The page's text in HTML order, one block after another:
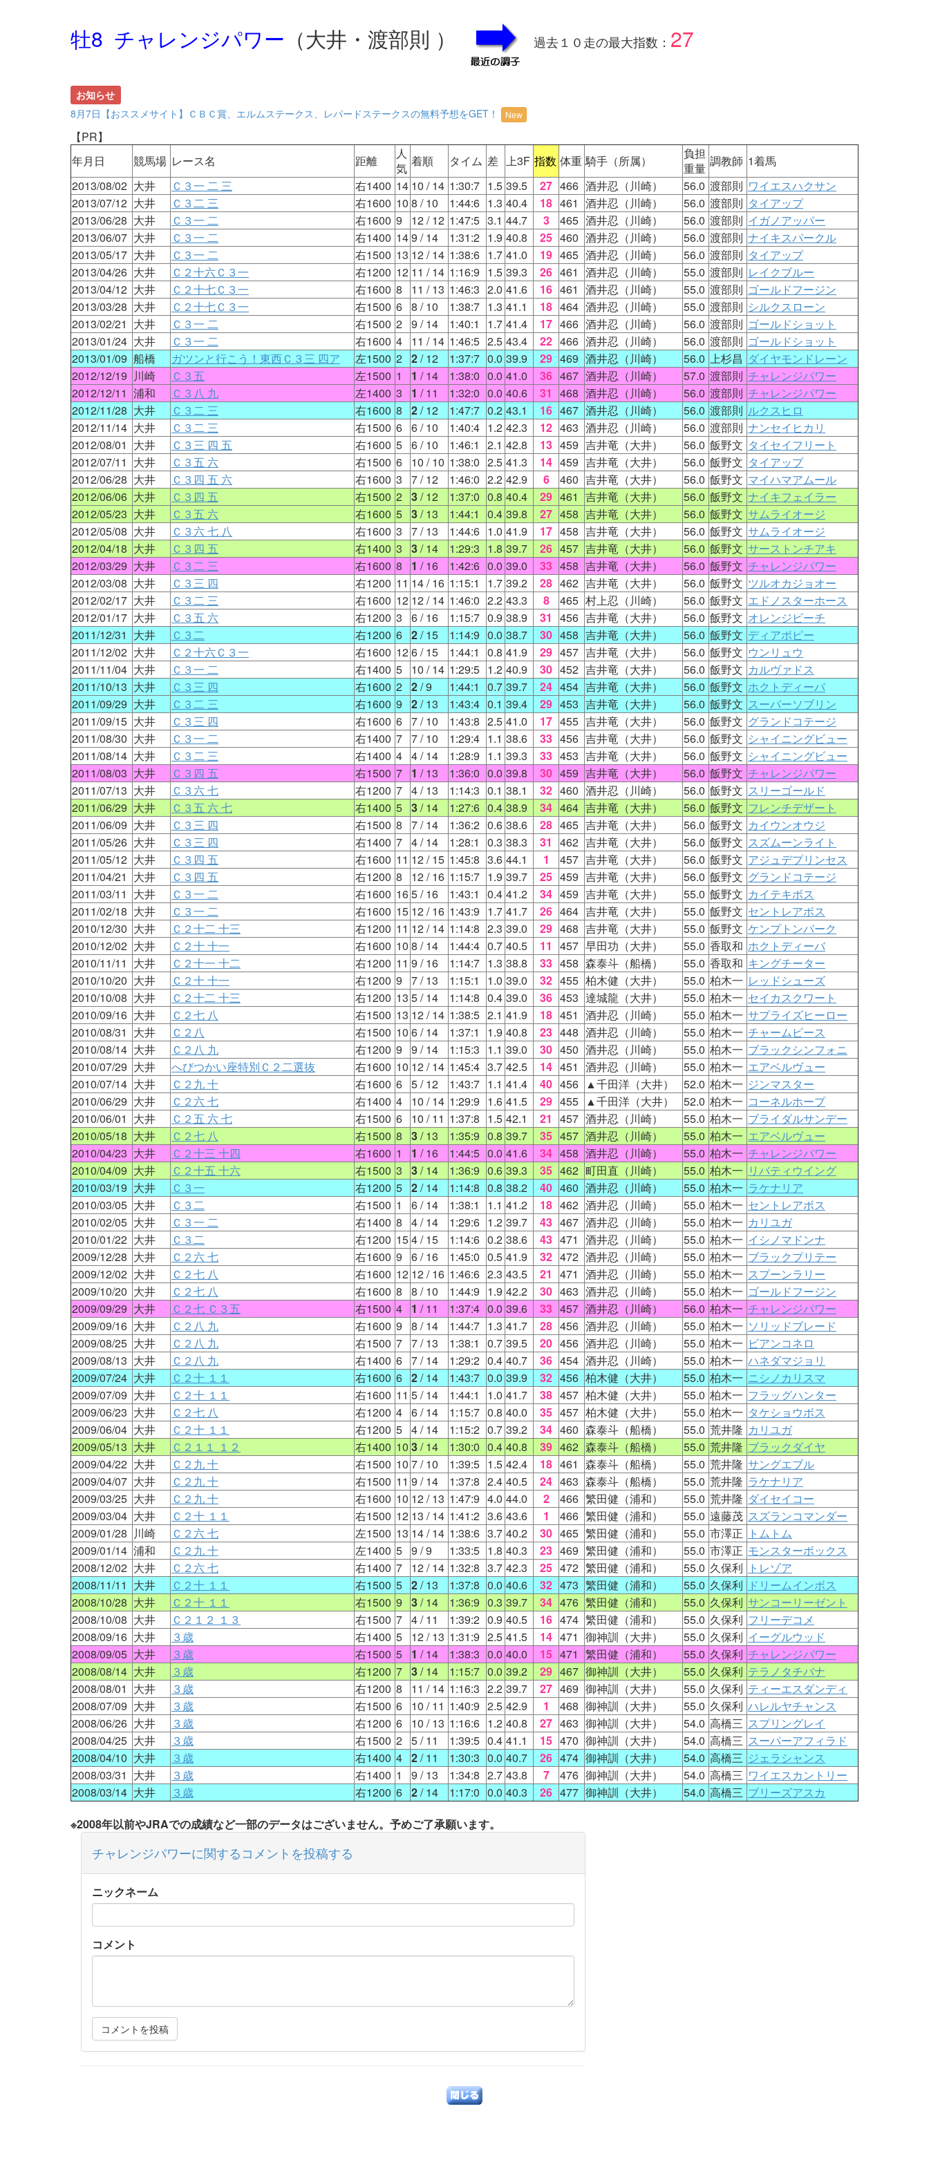
牡8 チャレンジパワー （大井・渡部則 ） 過去１０走の最大指数： 27
お知らせ
8月7日【おススメサイト】ＣＢＣ賞、エルムステークス、レパードステークスの無料予想をGET！
New
【PR】
年月日
競馬場 レース名 距離
人
気 着順 タイム 差 上3F 指数 体重 騎手（所属）
負担
重量 調教師 1着馬
2013/08/02 大井 Ｃ３一 二 三 右1400 14 10 / 14 1:30:7 1.5 39.5 27 466 酒井忍（川崎） 56.0 渡部則 ワイエスハクサン
2013/07/12 大井 Ｃ３二 三 右1600 10 8 / 10 1:44:6 1.3 40.4 18 461 酒井忍（川崎） 56.0 渡部則 タイアップ
2013/06/28 大井 Ｃ３一 二 右1600 9 12/ 12 1:47:5 3.1 44.7 3 465 酒井忍（川崎） 56.0 渡部則 イガノアッパー
2013/06/07 大井 Ｃ３一 二 右1400 149 / 14 1:31:2 1.9 40.8 25 460 酒井忍（川崎） 56.0 渡部則 ナイキスパークル
2013/05/17 大井 Ｃ３一 二 右1500 13 12/ 14 1:38:6 1.7 41.0 19 465 酒井忍（川崎） 56.0 渡部則 タイアップ
2013/04/26 大井 Ｃ２十六Ｃ３一 右1200 12 11 / 14 1:16:9 1.5 39.3 26 461 酒井忍（川崎） 55.0 渡部則 レイクブルー
2013/04/12 大井 Ｃ２十七Ｃ３一 右1600 8 11 / 13 1:46:3 2.0 41.6 16 461 酒井忍（川崎） 55.0 渡部則 ゴールドフージン
2013/03/28 大井 Ｃ２十七Ｃ３一 右1500 6 8 / 10 1:38:7 1.3 41.1 18 464 酒井忍（川崎） 55.0 渡部則 シルクスローン
2013/02/21 大井 Ｃ３一 二 右1500 2 9 / 14 1:40:1 1.7 41.4 17 466 酒井忍（川崎） 56.0 渡部則 ゴールドショット
2013/01/24 大井 Ｃ３一 二 右1600 4 11 / 14 1:46:5 2.5 43.4 22 466 酒井忍（川崎） 56.0 渡部則 ゴールドショット
2013/01/09 船橋 ガツンと行こう！東西Ｃ３三 四ア 左1500 2 2/ 12 1:37:7 0.0 39.9 29 469 酒井忍（川崎） 56.0 上杉昌 ダイヤモンドレーン
2012/12/19 川崎 Ｃ３五 左1500 1 1 / 14 1:38:0 0.0 41.0 36 467 酒井忍（川崎） 57.0 渡部則 チャレンジパワー
2012/12/11 浦和 Ｃ３八 九 左1400 3 1 / 11 1:32:0 0.0 40.6 31 468 酒井忍（川崎） 56.0 渡部則 チャレンジパワー
2012/11/28 大井 Ｃ３二 三 右1600 8 2/ 12 1:47:7 0.2 43.1 16 467 酒井忍（川崎） 56.0 渡部則 ルクスヒロ
2012/11/14 大井 Ｃ３二 三 右1500 6 6/ 10 1:40:4 1.2 42.3 12 463 酒井忍（川崎） 56.0 渡部則 ナンセイヒカリ
2012/08/01 大井 Ｃ３三 四 五 右1600 5 6/ 10 1:46:1 2.1 42.8 13 459 吉井竜（大井） 56.0 飯野文 タイセイフリート
2012/07/11 大井 Ｃ３五 六 右1500 6 10 / 10 1:38:0 2.5 41.3 14 459 吉井竜（大井） 56.0 飯野文 タイアップ
2012/06/28 大井 Ｃ３四 五 六 右1600 3 7/ 12 1:46:0 2.2 42.9 6 460 吉井竜（大井） 56.0 飯野文 マイハマアムール
2012/06/06 大井 Ｃ３四 五 右1500 2 3/ 12 1:37:0 0.8 40.4 29 461 吉井竜（大井） 56.0 飯野文 ナイキフェイラー
2012/05/23 大井 Ｃ３五 六 右1600 5 3/ 13 1:44:1 0.4 39.8 27 458 吉井竜（大井） 56.0 飯野文 サムライオージ
2012/05/08 大井 Ｃ３六 七 八 右1600 3 7/ 13 1:44:6 1.0 41.9 17 458 吉井竜（大井） 56.0 飯野文 サムライオージ
2012/04/18 大井 Ｃ３四 五 右1400 3 3/ 14 1:29:3 1.8 39.7 26 457 吉井竜（大井） 56.0 飯野文 サーストンチアキ
2012/03/29 大井 Ｃ３二 三 右1600 8 1 / 16 1:42:6 0.0 39.0 33 458 吉井竜（大井） 56.0 飯野文 チャレンジパワー
2012/03/08 大井 Ｃ３三 四 右1200 11 14/ 16 1:15:1 1.7 39.2 28 462 吉井竜（大井） 56.0 飯野文 ツルオカジョオー
2012/02/17 大井 Ｃ３二 三 右1600 12 12/ 14 1:46:0 2.2 43.3 8 465 村上忍（川崎） 56.0 飯野文 エドノスターホース
2012/01/17 大井 Ｃ３五 六 右1200 3 6/ 16 1:15:7 0.9 38.9 31 456 吉井竜（大井） 56.0 飯野文 オレンジビーチ
2011/12/31 大井 Ｃ３二 右1200 6 2/ 15 1:14:9 0.0 38.7 30 458 吉井竜（大井） 56.0 飯野文 ディアポピー
2011/12/02 大井 Ｃ２十六Ｃ３一 右1600 126/ 15 1:44:1 0.8 41.9 29 457 吉井竜（大井） 56.0 飯野文 ウンリュウ
2011/11/04 大井 Ｃ３一 二 右1400 5 10 / 14 1:29:5 1.2 40.9 30 452 吉井竜（大井） 56.0 飯野文 カルヴァドス
2011/10/13 大井 Ｃ３三 四 右1600 2 2/ 9 1:44:1 0.7 39.7 24 454 吉井竜（大井） 56.0 飯野文 ホクトディーバ
2011/09/29 大井 Ｃ３二 三 右1600 9 2/ 13 1:43:4 0.1 39.4 29 453 吉井竜（大井） 56.0 飯野文 スーパーソブリン
2011/09/15 大井 Ｃ３三 四 右1600 6 7/ 10 1:43:8 2.5 41.0 17 455 吉井竜（大井） 56.0 飯野文 グランドコテージ
2011/08/30 大井 Ｃ３一 二 右1400 7 7/ 10 1:29:4 1.1 38.6 33 456 吉井竜（大井） 56.0 飯野文 シャイニングビュー
2011/08/14 大井 Ｃ３二 三 右1400 4 4/ 14 1:28:9 1.1 39.3 33 453 吉井竜（大井） 56.0 飯野文 シャイニングビュー
2011/08/03 大井 Ｃ３四 五 右1500 7 1 / 13 1:36:0 0.0 39.8 30 459 吉井竜（大井） 56.0 飯野文 チャレンジパワー
2011/07/13 大井 Ｃ３六 七 右1200 7 4/ 13 1:14:3 0.1 38.1 32 460 酒井忍（川崎） 56.0 飯野文 スリーゴールド
2011/06/29 大井 Ｃ３五 六 七 右1400 5 3/ 14 1:27:6 0.4 38.9 34 464 吉井竜（大井） 56.0 飯野文 フレンチデザート
2011/06/09 大井 Ｃ３三 四 右1500 8 7/ 14 1:36:2 0.6 38.6 28 465 吉井竜（大井） 56.0 飯野文 カイウンオウジ
2011/05/26 大井 Ｃ３三 四 右1400 7 4/ 14 1:28:1 0.3 38.3 31 462 吉井竜（大井） 56.0 飯野文 スズムーンライト
2011/05/12 大井 Ｃ３四 五 右1600 11 12/ 15 1:45:8 3.6 44.1 1 457 吉井竜（大井） 56.0 飯野文 アジュデプリンセス
2011/04/21 大井 Ｃ３四 五 右1200 8 12/ 16 1:15:7 1.9 39.7 25 459 吉井竜（大井） 56.0 飯野文 グランドコテージ
2011/03/11 大井 Ｃ３一 二 右1600 165/ 16 1:43:1 0.4 41.2 34 459 吉井竜（大井） 55.0 飯野文 カイテキボス
2011/02/18 大井 Ｃ３一 二 右1600 15 12/ 16 1:43:9 1.7 41.7 26 464 吉井竜（大井） 55.0 飯野文 セントレアボス
2010/12/30 大井 Ｃ２十二 十三 右1200 11 12/ 14 1:14:8 2.3 39.0 29 468 吉井竜（大井） 55.0 飯野文 ケンプトンパーク
2010/12/02 大井 Ｃ２十 十一 右1600 10 8 / 14 1:44:4 0.7 40.5 11 457 早田功（大井） 55.0 香取和 ホクトディーバ
2010/11/11 大井 Ｃ２十一 十二 右1200 11 9 / 16 1:14:7 1.3 38.8 33 458 森泰斗（船橋） 55.0 香取和 キングチーター
2010/10/20 大井 Ｃ２十 十一 右1200 9 7/ 13 1:15:1 1.0 39.0 32 455 柏木健（大井） 55.0 柏木一 レッドシューズ
2010/10/08 大井 Ｃ２十二 十三 右1200 13 5/ 14 1:14:8 0.4 39.0 36 453 達城龍（大井） 55.0 柏木一 セイカスクワート
2010/09/16 大井 Ｃ２七 八 右1500 13 12/ 14 1:38:5 2.1 41.9 18 451 酒井忍（川崎） 55.0 柏木一 サプライズヒーロー
2010/08/31 大井 Ｃ２八 右1500 10 6/ 14 1:37:1 1.9 40.8 23 448 酒井忍（川崎） 55.0 柏木一 チャームピース
2010/08/14 大井 Ｃ２八 九 右1200 9 9 / 14 1:15:3 1.1 39.0 30 450 酒井忍（川崎） 55.0 柏木一 ブラックシンフォニ
2010/07/29 大井 へびつかい座特別Ｃ２二選抜 右1600 10 12/ 14 1:45:4 3.7 42.5 14 451 酒井忍（川崎） 55.0 柏木一 エアベルヴュー
2010/07/14 大井 Ｃ２九 十 右1600 6 5/ 12 1:43:7 1.1 41.4 40 456 ▲千田洋（大井） 52.0 柏木一 ジンマスター
2010/06/29 大井 Ｃ２六 七 右1400 4 10 / 14 1:29:9 1.6 41.5 29 455 ▲千田洋（大井） 52.0 柏木一 コーネルホープ
2010/06/01 大井 Ｃ２五 六 七 右1500 6 10 / 11 1:37:8 1.5 42.1 21 457 酒井忍（川崎） 55.0 柏木一 ブライダルサンデー
2010/05/18 大井 Ｃ２七 八 右1500 8 3/ 13 1:35:9 0.8 39.7 35 457 酒井忍（川崎） 55.0 柏木一 エアベルヴュー
2010/04/23 大井 Ｃ２十三 十四 右1600 1 1 / 16 1:44:5 0.0 41.6 34 458 酒井忍（川崎） 55.0 柏木一 チャレンジパワー
2010/04/09 大井 Ｃ２十五 十六 右1500 3 3/ 14 1:36:9 0.6 39.3 35 462 町田直（川崎） 55.0 柏木一 リバティウイング
2010/03/19 大井 Ｃ３一 右1200 5 2/ 14 1:14:8 0.8 38.2 40 460 酒井忍（川崎） 55.0 柏木一 ラケナリア
2010/03/05 大井 Ｃ３二 右1500 1 6/ 14 1:38:1 1.1 41.2 18 462 酒井忍（川崎） 55.0 柏木一 セントレアボス
2010/02/05 大井 Ｃ３一 二 右1400 8 4/ 14 1:29:6 1.2 39.7 43 467 酒井忍（川崎） 55.0 柏木一 カリユガ
2010/01/22 大井 Ｃ３二 右1200 154/ 15 1:14:6 0.2 38.6 43 471 酒井忍（川崎） 55.0 柏木一 イシノマドンナ
2009/12/28 大井 Ｃ２六 七 右1600 9 6/ 16 1:45:0 0.5 41.9 32 472 酒井忍（川崎） 55.0 柏木一 ブラックプリテー
2009/12/02 大井 Ｃ２七 八 右1600 12 12/ 16 1:46:6 2.3 43.5 21 471 酒井忍（川崎） 55.0 柏木一 スプーンラリー
2009/10/20 大井 Ｃ２七 八 右1600 8 8 / 10 1:44:9 1.9 42.2 30 463 酒井忍（川崎） 55.0 柏木一 ゴールドフージン
2009/09/29 大井 Ｃ２七 Ｃ３五 右1500 4 1 / 11 1:37:4 0.0 39.6 33 457 酒井忍（川崎） 56.0 柏木一 チャレンジパワー
2009/09/16 大井 Ｃ２八 九 右1600 9 8 / 14 1:44:7 1.3 41.7 28 456 酒井忍（川崎） 55.0 柏木一 ソリッドブレード
2009/08/25 大井 Ｃ２八 九 右1500 7 7/ 13 1:38:1 0.7 39.5 20 456 酒井忍（川崎） 55.0 柏木一 ビアンコネロ
2009/08/13 大井 Ｃ２八 九 右1400 6 7/ 14 1:29:2 0.4 40.7 36 454 酒井忍（川崎） 55.0 柏木一 ハネダマジョリ
2009/07/24 大井 Ｃ２十 １１ 右1600 6 2/ 14 1:43:7 0.0 39.9 32 456 柏木健（大井） 55.0 柏木一 ニシノカリスマ
2009/07/09 大井 Ｃ２十 １１ 右1600 11 5/ 14 1:44:1 1.0 41.7 38 457 柏木健（大井） 55.0 柏木一 フラッグハンター
2009/06/23 大井 Ｃ２七 八 右1200 4 6/ 14 1:15:7 0.8 40.0 35 457 柏木健（大井） 55.0 柏木一 タケショウボス
2009/06/04 大井 Ｃ２十 １１ 右1200 5 4/ 14 1:15:2 0.7 39.2 34 460 森泰斗（船橋） 55.0 荒井隆 カリユガ
2009/05/13 大井 Ｃ２１１ １２ 右1400 10 3/ 14 1:30:0 0.4 40.8 39 462 森泰斗（船橋） 55.0 荒井隆 ブラックダイヤ
2009/04/22 大井 Ｃ２九 十 右1500 10 7/ 10 1:39:5 1.5 42.4 18 461 森泰斗（船橋） 55.0 荒井隆 サングエブル
2009/04/07 大井 Ｃ２九 十 右1500 11 9 / 14 1:37:8 2.4 40.5 24 463 森泰斗（船橋） 55.0 荒井隆 ラケナリア
2009/03/25 大井 Ｃ２九 十 右1600 10 12/ 13 1:47:9 4.0 44.0 2 466 繁田健（浦和） 55.0 荒井隆 ダイセイコー
2009/03/04 大井 Ｃ２十 １１ 右1500 12 13 / 14 1:41:2 3.6 43.6 1 466 繁田健（浦和） 55.0 遠藤茂 スズランコマンダー
2009/01/28 川崎 Ｃ２六 七 左1500 13 14/ 14 1:38:6 3.7 40.2 30 465 繁田健（浦和） 55.0 市澤正
トムトム
2009/01/14 浦和 Ｃ２九 十 左1400 5 9 / 9 1:33:5 1.8 40.3 23 469 繁田健（浦和） 55.0 市澤正 モンスターボックス
2008/12/02 大井 Ｃ２六 七 右1400 7 12/ 14 1:32:8 3.7 42.3 25 472 繁田健（浦和） 55.0 久保利
トレゾア
2008/11/11 大井 Ｃ２十 １１ 右1500 5 2/ 13 1:37:8 0.0 40.6 32 473 繁田健（浦和） 55.0 久保利 ドリームインボス
2008/10/28 大井 Ｃ２十 １１ 右1500 9 3/ 14 1:36:9 0.3 39.7 34 476 繁田健（浦和） 55.0 久保利 サンコーリーゼント
2008/10/08 大井 Ｃ２１２ １３ 右1500 7 4/ 11 1:39:2 0.9 40.5 16 474 繁田健（浦和） 55.0 久保利 フリーデコメ
2008/09/16 大井 ３歳 右1400 5 12/ 13 1:31:9 2.5 41.5 14 471 御神訓（大井） 55.0 久保利 イーグルウッド
2008/09/05 大井 ３歳 右1500 5 1 / 14 1:38:3 0.0 40.0 15 471 繁田健（浦和） 55.0 久保利 チャレンジパワー
2008/08/14 大井 ３歳 右1200 7 3/ 14 1:15:7 0.0 39.2 29 467 御神訓（大井） 55.0 久保利 テラノタチバナ
2008/08/01 大井 ３歳 右1200 8 11 / 14 1:16:3 2.2 39.7 27 469 御神訓（大井） 55.0 久保利 ティーエスダンディ
2008/07/09 大井 ３歳 右1500 6 10 / 11 1:40:9 2.5 42.9 1 468 御神訓（大井） 55.0 久保利 ハレルヤチャンス
2008/06/26 大井 ３歳 右1200 6 10 / 13 1:16:6 1.2 40.8 27 463 御神訓（大井） 54.0 高橋三 スプリングレイ
2008/04/25 大井 ３歳 右1500 2 5/ 11 1:39:5 0.4 41.1 15 470 御神訓（大井） 54.0 高橋三 スーパーアフィラド
2008/04/10 大井 ３歳 右1400 4 2/ 11 1:30:3 0.0 40.7 26 474 御神訓（大井） 54.0 高橋三 ジェラシャンス
2008/03/31 大井 ３歳 右1400 1 9 / 13 1:34:8 2.7 43.8 7 476 御神訓（大井） 54.0 高橋三 ワイエスカントリー
2008/03/14 大井 ３歳 右1200 6 2/ 14 1:17:0 0.0 40.3 26 477 御神訓（大井） 54.0 高橋三 ブリーズアスカ
※2008年以前やJRAでの成績など一部のデータはございません。予めご了承願います。
チャレンジパワーに関するコメントを投稿する
ニックネーム
コメント